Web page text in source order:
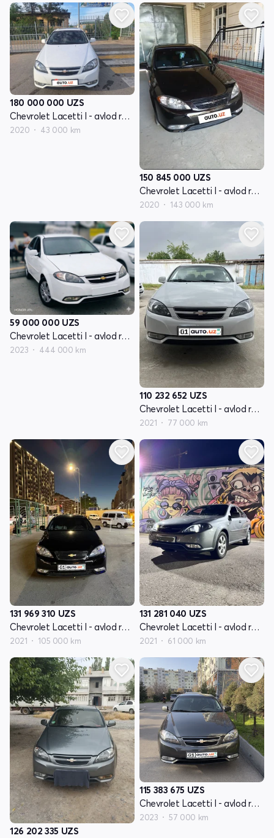
180 000 000 UZS
Chevrolet Lacetti I - avlod restayling
2020 43 000 km
150 845 000 UZS
Chevrolet Lacetti I - avlod restayling
2020 143 000 km
59 000 000 UZS
Chevrolet Lacetti I - avlod restayling
2023 444 000 km
110 232 652 UZS
Chevrolet Lacetti I - avlod restayling
2021 77 000 km
131 969 310 UZS
Chevrolet Lacetti I - avlod restayling
2021 105 000 km
131 281 040 UZS
Chevrolet Lacetti I - avlod restayling
2021 61 000 km
126 202 335 UZS
115 383 675 UZS
Chevrolet Lacetti I - avlod restayling
2023 57 000 km